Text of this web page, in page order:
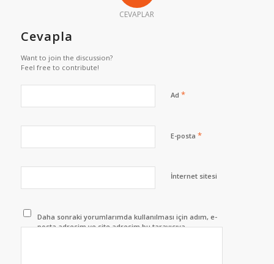
CEVAPLAR
Cevapla
Want to join the discussion?
Feel free to contribute!
Ad *
E-posta *
İnternet sitesi
Daha sonraki yorumlarımda kullanılması için adım, e-
posta adresim ve site adresim bu tarayıcıya